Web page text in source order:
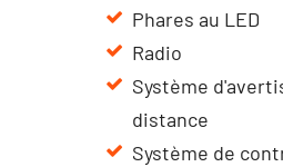
Phares au LED
Radio
Système
distance
Système de